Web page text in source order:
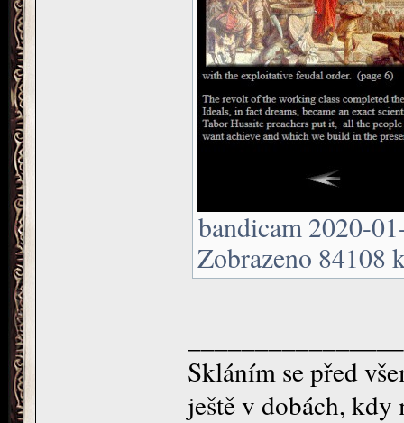
bandicam 2020-
Zobrazeno 84108
Skláním se před
ještě v dobách, kdy